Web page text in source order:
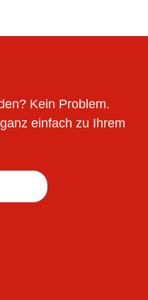
Kein Problem.
einfach zu Ihrem